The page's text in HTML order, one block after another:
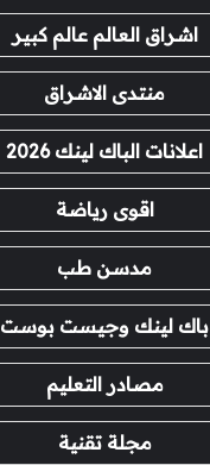
اشراق العالم عالم كبير
منتدى الاشراق
اعلانات الباك لينك 2026
اقوى رياضة
مدسن طب
باك لينك وجيست بوست
مصادر التعليم
مجلة تقنية